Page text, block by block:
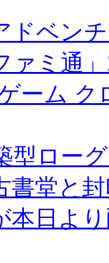
ドベン
ァミ通
ーム ク
型ロー
書堂と
本日よ